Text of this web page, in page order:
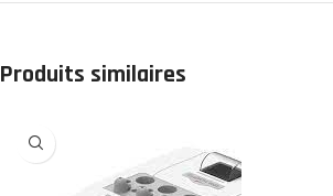
Produits similaires